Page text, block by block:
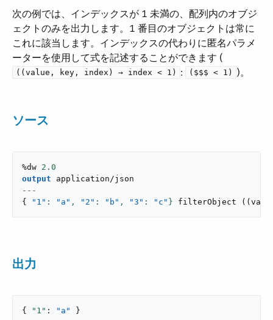
次の例では、インデックスが 1 未満の、配列内のオブジ
ェクトのみを出力します。1 番目のオブジェクトは常に
これに該当します。インデックスの代わりに匿名パラメ
ーターを使用して式を記述することができます (​
((value, key, index) → index < 1) ​: ($$$ < 1) ​)。
ソース
%dw 2.0
output
application/json
---
{
"1" : "a" , "2" : "b" , "3" : "c" } filterObject ( (
出力
{ "1" : "a" }